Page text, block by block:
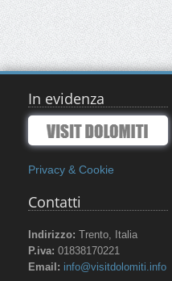
In evidenza
Privacy & Cookie
Contatti
Indirizzo: Trento, Italia
P.iva: 01838170221
Email: info@visitdolomiti.info